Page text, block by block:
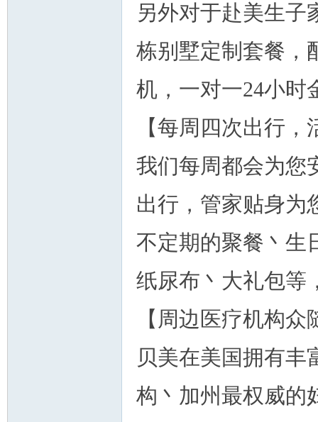
另外对于赴美生子
栋别墅定制套餐，
机，一对一24小
【每周四次出行
我们每周都会为您
出行，管家贴身为
不定期的聚餐丶生
纸尿布丶大礼包
【周边医疗机构
贝美在美国拥有丰
构丶加州最权威的